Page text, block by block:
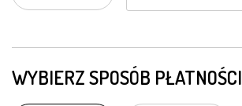
WYBIERZ SPOSÓB PŁATNOŚCI